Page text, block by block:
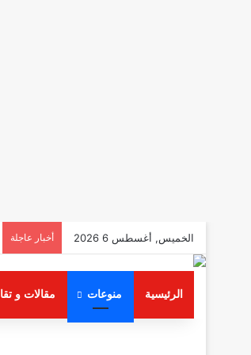
الخميس, أغسطس 6 2026 أخبار عاجلة
الرئيسية منوعات مقالات و